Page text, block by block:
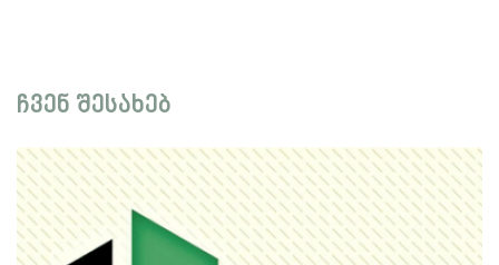
ჩვენ შესახებ